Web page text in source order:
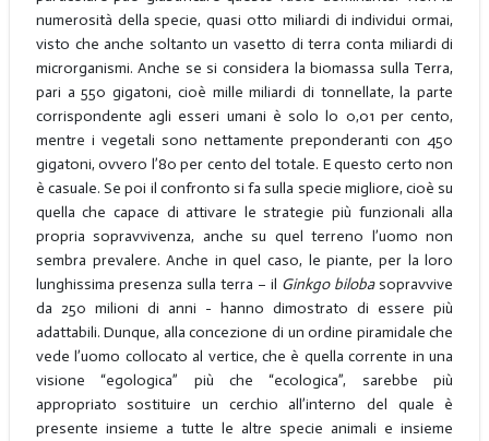
numerosità della specie, quasi otto miliardi di individui ormai,
visto che anche soltanto un vasetto di terra conta miliardi di
microrganismi. Anche se si considera la biomassa sulla Terra,
pari a 550 gigatoni, cioè mille miliardi di tonnellate, la parte
corrispondente agli esseri umani è solo lo 0,01 per cento,
mentre i vegetali sono nettamente preponderanti con 450
gigatoni, ovvero l’80 per cento del totale. E questo certo non
è casuale. Se poi il confronto si fa sulla specie migliore, cioè su
quella che capace di attivare le strategie più funzionali alla
propria sopravvivenza, anche su quel terreno l’uomo non
sembra prevalere. Anche in quel caso, le piante, per la loro
lunghissima presenza sulla terra – il Ginkgo bilobasopravvive
da 250 milioni di anni - hanno dimostrato di essere più
adattabili. Dunque, alla concezione di un ordine piramidale che
vede l’uomo collocato al vertice, che è quella corrente in una
visione “egologica” più che “ecologica”, sarebbe più
appropriato sostituire un cerchio all’interno del quale è
presente insieme a tutte le altre specie animali e insieme